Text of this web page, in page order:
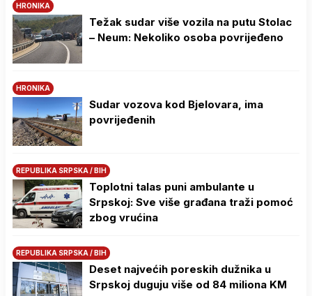
HRONIKA
Težak sudar više vozila na putu Stolac
– Neum: Nekoliko osoba povrijeđeno
HRONIKA
Sudar vozova kod Bjelovara, ima
povrijeđenih
REPUBLIKA SRPSKA / BIH
Toplotni talas puni ambulante u
Srpskoj: Sve više građana traži pomoć
zbog vrućina
REPUBLIKA SRPSKA / BIH
Deset najvećih poreskih dužnika u
Srpskoj duguju više od 84 miliona KM